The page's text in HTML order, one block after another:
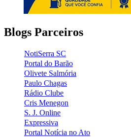
Blogs Parceiros
NotiSerra SC
Portal do Barão
Olivete Salmória
Paulo Chagas
Rádio Clube
Cris Menegon
S. J. Online
Expressiva
Portal Notícia no Ato